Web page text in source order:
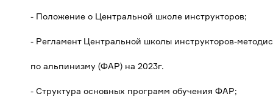
- Положение о Центральной школе инструкторов;
- Регламент Центральной школы инструкторов-
по альпинизму (ФАР) на 2023г.
- Структура основных программ обучения ФАР;